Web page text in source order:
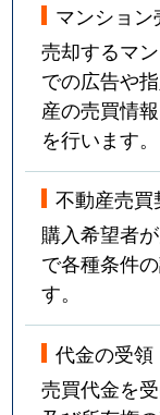
マンション
売却するマ
での広告や
産の売買情
を行います。
不動産売買
購入希望者
で各種条件
す。
代金の受領
売買代金を